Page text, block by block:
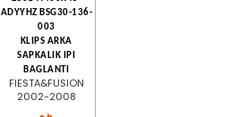
ADYYHZ BSG30-136-
003
KLIPS ARKA
SAPKALIK IPI
BAGLANTI
FIESTA&FUSION
2002-2008